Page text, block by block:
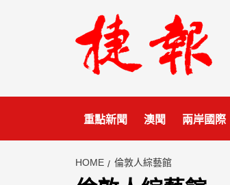
重點新聞 澳聞 兩岸國際
HOME 倫敦人綜藝館